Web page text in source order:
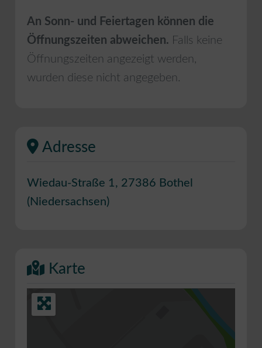
An Sonn- und Feiertagen können die
Öffnungszeiten abweichen. Falls keine
Öffnungszeiten angezeigt werden,
wurden diese nicht angegeben.
Adresse
Wiedau-Straße 1, 27386 Bothel
( Niedersachsen)
Karte